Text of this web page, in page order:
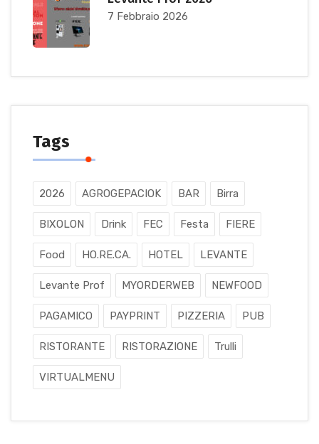
7 Febbraio 2026
Tags
2026 AGROGEPACIOK BAR Birra
BIXOLON Drink FEC Festa FIERE
Food HO.RE.CA. HOTEL LEVANTE
Levante Prof MYORDERWEB NEWFOOD
PAGAMICO PAYPRINT PIZZERIA PUB
RISTORANTE RISTORAZIONE Trulli
VIRTUALMENU